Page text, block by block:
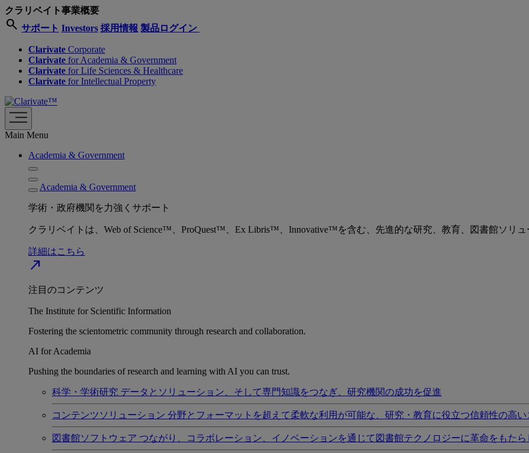
クラリベイト事業概要
search サポート Investors 採用情報 製品ログイン
Clarivate Corporate
Clarivate for Academia & Government
Clarivate for Life Sciences & Healthcare
Clarivate for Intellectual Property
Main Menu
Academia & Government
Academia & Government
学術・政府機関を力強くサポート
クラリベイトは、Web of Science™、ProQuest™、Ex Libris™、Innovative™を含む、先進的な研究、教育、図書館ソリュ
詳細はこちら
north_east
注目のコンテンツ
The Institute for Scientific Information
Fostering the scientometric community through research and collaboration.
AI for Academia
Pushing the boundaries of research and learning with AI you can trust.
科学・学術研究 データとソリューション、そして専門知識をつなぎ、研究機関の成功を促進
コンテンツソリューション 分野とフォーマットを超えて柔軟な利用が可能な、研究・教育に役立つ信頼性の高い
図書館ソフトウェア つながり、コラボレーション、イノベーションを通じて図書館テクノロジーに革命をもたら